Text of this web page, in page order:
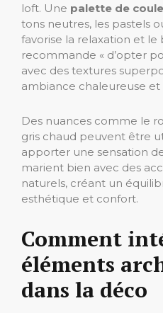
loft. Une palette de
tons neutres, les pastels
favorise la relaxation et le
recommande « d’opter
avec des textures
ambiance chaleureuse et
Des nuances comme le
gris chaud peuvent être
apporter une sensation
marient bien avec des
naturels, créant un
esthétique et confort.
Comment
éléments
dans la déco